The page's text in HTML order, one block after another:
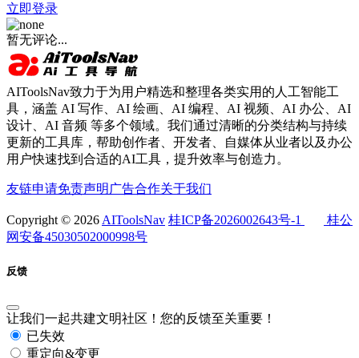
立即登录
暂无评论...
AIToolsNav致力于为用户精选和整理各类实用的人工智能工
具，涵盖 AI 写作、AI 绘画、AI 编程、AI 视频、AI 办公、AI
设计、AI 音频 等多个领域。我们通过清晰的分类结构与持续
更新的工具库，帮助创作者、开发者、自媒体从业者以及办公
用户快速找到合适的AI工具，提升效率与创造力。
友链申请免责声明 广告合作关于我们
Copyright © 2026 AIToolsNav 桂ICP备2026002643号-1
桂公
网安备45030502000998号
反馈
让我们一起共建文明社区！您的反馈至关重要！
已失效
重定向&变更